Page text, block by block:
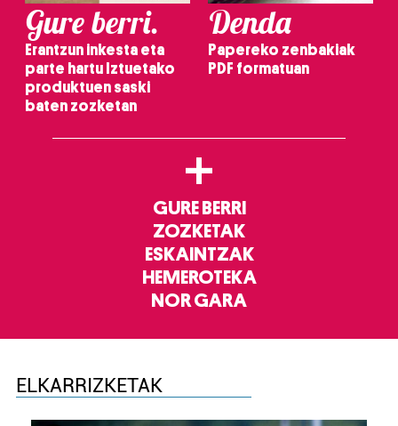
Gure berri.
Erantzun inkesta eta
parte hartu Iztuetako
produktuen saski
baten zozketan
Denda
Papereko zenbakiak
PDF formatuan
+
GURE BERRI
ZOZKETAK
ESKAINTZAK
HEMEROTEKA
NOR GARA
ELKARRIZKETAK